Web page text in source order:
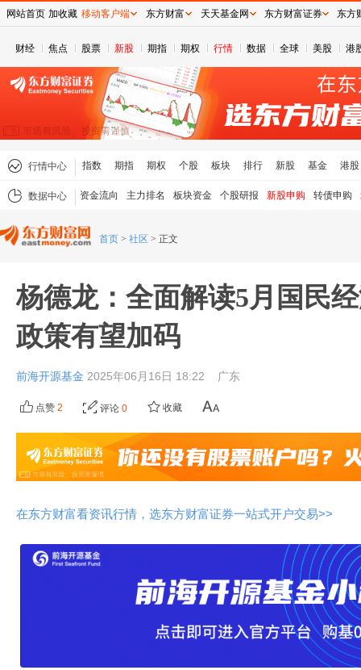
财经 焦点 股票 新股 期指 期权 行情 数据 全球 美股 港
行情中心 指数 期指 期权 个股 板块 排行 新股 基金 港股
数据中心 资金流向 主力排名 板块资金 个股研报 新股申购 转债申购
首页 > 社区 > 正文
杨德龙：全面解读5月国民
政策有望加码
前海开源基金 2025年06月16日 18:22 广东
点赞 2 评论 0 收藏
在东方财富看资讯行情，选东方财富证券一站式开户交易>>
网站首页 加收藏 移动客户端 东方财富 天天基金网 东方财富证券 东方